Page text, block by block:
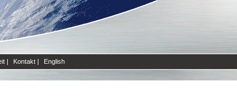
| Kontakt | English